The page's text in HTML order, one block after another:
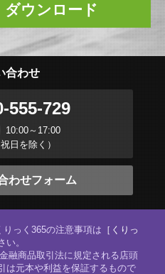
ダウンロード
合わせ
555-729
10:00～17:00
日を除く）
わせフォーム
っく365の注意事項は ［くりっ
い。
融商品取引法に規定される店頭
は元本や利益を保証するもので